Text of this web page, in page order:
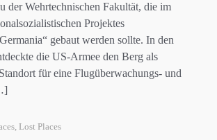
der Wehrtechnischen Fakultät, die im
Projektes
gebaut werden sollte. In den
die US-Armee den Berg als
für eine Flugüberwachungs- und
, Lost Places